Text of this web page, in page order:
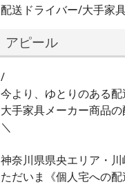
配送ドライバー/大手家
アピール
/
今より、ゆとりのある
大手家具メーカー商品
＼
神奈川県県央エリア・
ただいま《個人宅への